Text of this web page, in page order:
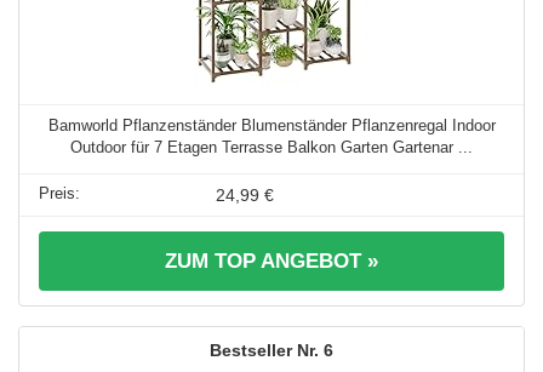
Bamworld Pflanzenständer Blumenständer Pflanzenregal Indoor
Outdoor für 7 Etagen Terrasse Balkon Garten Gartenar ...
24,99 €
ZUM TOP ANGEBOT »
6